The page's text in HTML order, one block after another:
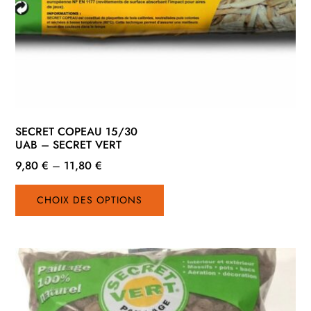
SECRET COPEAU 15/30
UAB – SECRET VERT
9,80€ – 11,80€
CHOIX DES OPTIONS
Ce
a
variations.
Les
options